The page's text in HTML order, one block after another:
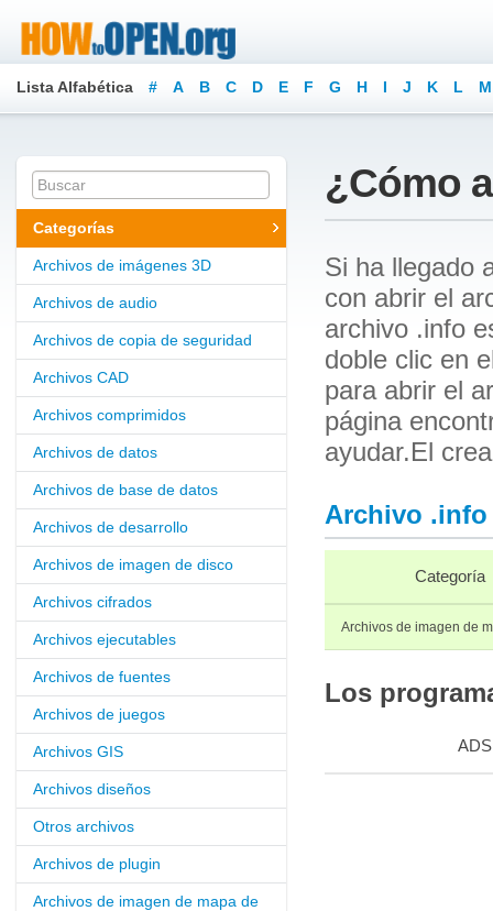
Lista Alfabética # A B C D E F G H I J K L M
Categorías
Archivos de imágenes 3D
Archivos de audio
Archivos de copia de seguridad
Archivos CAD
Archivos comprimidos
Archivos de datos
Archivos de base de datos
Archivos de desarrollo
Archivos de imagen de disco
Archivos cifrados
Archivos ejecutables
Archivos de fuentes
Archivos de juegos
Archivos GIS
Archivos diseños
Otros archivos
Archivos de plugin
Archivos de imagen de mapa de
¿Cómo
Si ha llegado
con abrir el
archivo .info
doble clic en
para abrir el
página
ayudar.El
Archivo .info
Categoría
Archivos de imagen de
Los
ADS